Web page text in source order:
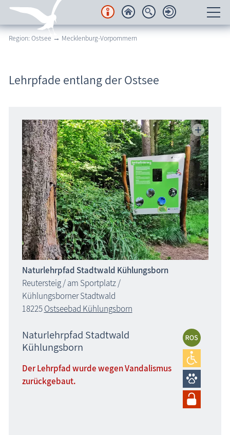
Unterkünfte
Karten
Freizeit
Wissenswertes
Veranstaltungen
Blog
Region: Ostsee → Mecklenburg-Vorpommern
Lehrpfade entlang der Ostsee
Naturlehrpfad Stadtwald Kühlungsborn
Reutersteig / am Sportplatz /
Kühlungsborner Stadtwald
18225Ostseebad Kühlungsborn
Naturlehrpfad Stadtwald
Kühlungsborn
Der Lehrpfad wurde wegen Vandalismus
zurückgebaut.